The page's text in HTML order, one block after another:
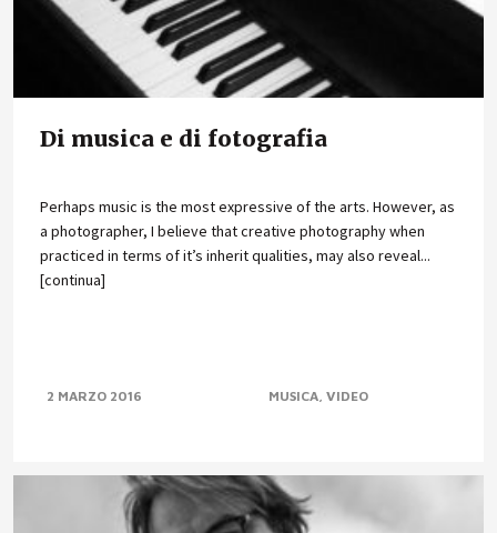
Di musica e di fotografia
Perhaps music is the most expressive of the arts. However, as
a photographer, I believe that creative photography when
practiced in terms of it’s inherit qualities, may also reveal...
[continua]
2 MARZO 2016 MUSICA VIDEO